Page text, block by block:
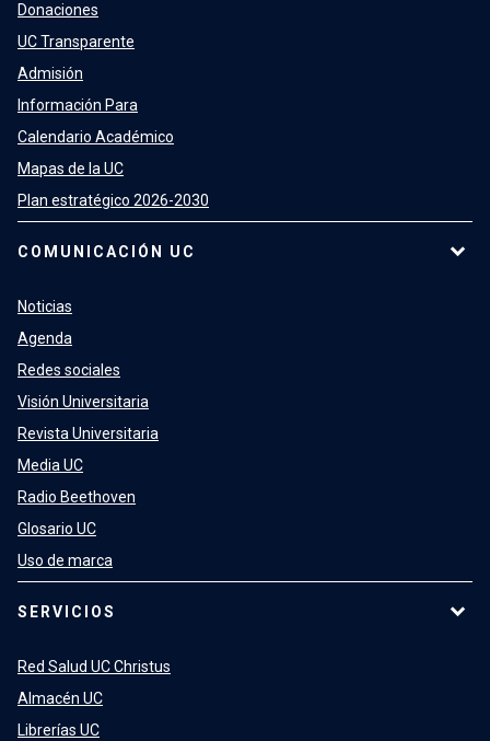
Donaciones
UC Transparente
Admisión
Información Para
Calendario Académico
Mapas de la UC
Plan estratégico 2026-2030
COMUNICACIÓN UC
Noticias
Agenda
Redes sociales
Visión Universitaria
Revista Universitaria
Media UC
Radio Beethoven
Glosario UC
Uso de marca
SERVICIOS
Red Salud UC Christus
Almacén UC
Librerías UC